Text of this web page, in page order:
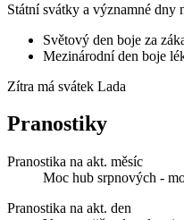
Státní svátky a významné dny
Světový den boje za
Mezinárodní den boje
Zítra má svátek Lada
Pranostiky
Pranostika na akt. měsíc
Moc hub srpnových -
Pranostika na akt. den